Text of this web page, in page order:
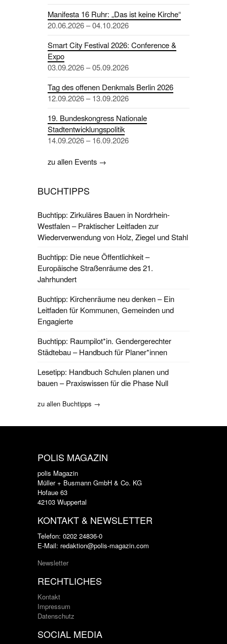
Manifesta 16 Ruhr: „Das ist keine Kirche“
20.06.2026 – 04.10.2026
Smart City Festival 2026: Conference &
Expo
03.09.2026 – 05.09.2026
Tag des offenen Denkmals Berlin 2026
12.09.2026 – 13.09.2026
19. Bundeskongress Nationale
Stadtentwicklungspolitik
14.09.2026 – 16.09.2026
zu allen Events →
BUCHTIPPS
Buchtipp: Zirkuläres Bauen in Nordrhein-
Westfalen – Praktischer Leitfaden zur
Wiederverwendung von Holz, Ziegel und Stahl
Buchtipp: Die neue Öffentlichkeit –
Europäische Straßenräume des 21.
Jahrhundert
Buchtipp: Kirchenräume neu denken – Ein
Leitfaden für Kommunen, Gemeinden und
Engagierte
Buchtipp: Raumpilot*in. Gendergerechter
Städtebau – Handbuch für Planer*innen
Lesetipp: Handbuch Schulen planen und
bauen – Praxiswissen für die Phase Null
zu allen Buchtipps →
POLIS MAGAZIN
polis Magazin
Müller + Busmann GmbH & Co. KG
Hofaue 63
42103 Wuppertal
KONTAKT & NEWSLETTER
Telefon: 0202 24836-0
E-Mail: redaktion@polis-magazin.com
Newsletter
RECHTLICHES
Kontakt
Impressum
Datenschutz
SOCIAL MEDIA